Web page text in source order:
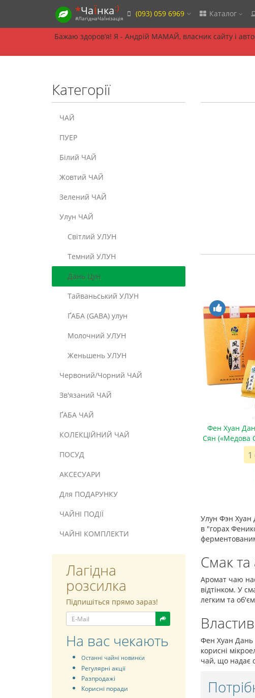
Бажаю здоровʼя! Я - Андрій МАМАЙ, власник сайту і
*ЧаЇнка:)
#ЛагіднаЧаЇнізація (093) 059 6969 Каталог
Категорії
ЧАЙ
ПУЕР
Білий ЧАЙ
Жовтий ЧАЙ
Зелений ЧАЙ
Улун ЧАЙ
Світлий УЛУН
Темний УЛУН
Дань Цун
Тайваньський УЛУН
ҐАБА (GABA) улун
Молочний УЛУН
Женьшень УЛУН
Червоний/Чорний ЧАЙ
Зв'язаний ЧАЙ
ҐАБА ЧАЙ
КОЛЕКЦІЙНИЙ ЧАЙ
ПОСУД
АКСЕСУАРИ
Для ПОДАРУНКУ
ЧАЙНІ ПОДІЇ
ЧАЙНІ КОМПЛЕКТИ
Лагідна
розсилка
Підпишіться прямо зараз!
На вас чекають
Останні чайні новинки
Регулярні акції
Разпродажі
Корисні поради
Фен Хуан
Сян («Медова
1
Улун Фэн Хуан
в "горах
Смак
Аромат чаю
відтінком. У
легким та
Фен Хуан Дань
корисні
чай, що надає